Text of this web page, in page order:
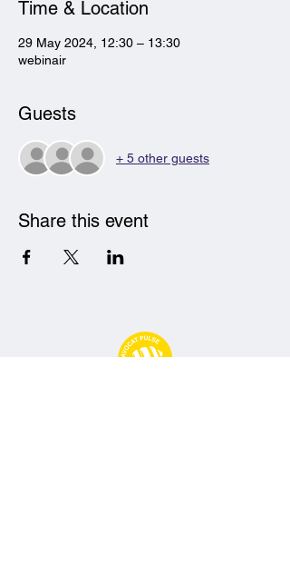
Time & Location
29 May 2024, 12:30 – 13:30
webinair
Guests
+ 5 other guests
Share this event